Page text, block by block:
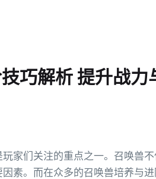
巧解析 提升战力
玩家们关注的重点之一。召唤兽
素。而在众多的召唤兽培养与